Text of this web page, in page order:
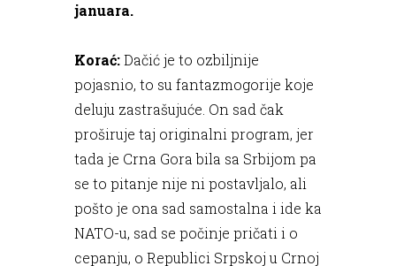
januara.
Korać:Dačić je to ozbiljnije
pojasnio, to su fantazmogorije koje
deluju zastrašujuće. On sad čak
proširuje taj originalni program, jer
tada je Crna Gora bila sa Srbijom pa
se to pitanje nije ni postavljalo, ali
pošto je ona sad samostalna i ide ka
NATO-u, sad se počinje pričati i o
cepanju, o Republici Srpskoj u Crnoj